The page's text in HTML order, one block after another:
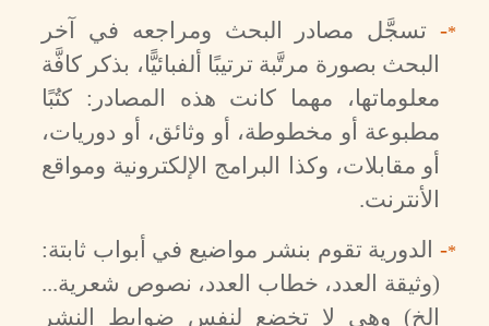
*
-تسجَّل مصادر البحث ومراجعه في آخر
البحث بصورة مرتَّبة ترتيبًا ألفبائيًّا، بذكر كافَّة
معلوماتها، مهما كانت هذه المصادر: كتُبًا
مطبوعة أو مخطوطة، أو وثائق، أو دوريات،
أو مقابلات، وكذا البرامج الإلكترونية ومواقع
الأنترنت.
*
-الدورية تقوم بنشر مواضيع في أبواب ثابتة:
(وثيقة العدد، خطاب العدد، نصوص شعرية...
إلخ) وهي لا تخضع لنفس ضوابط النشر